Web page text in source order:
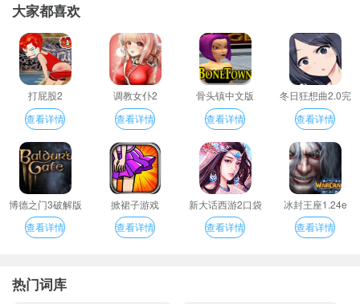
大家都喜欢
打屁股2
查看详情
调教女仆2
查看详情
骨头镇中文版
查看详情
冬日狂想曲2.0完
整汉化版
查看详情
博德之门3破解版
查看详情
掀裙子游戏
查看详情
新大话西游2口袋
版
查看详情
冰封王座1.24e
查看详情
热门词库